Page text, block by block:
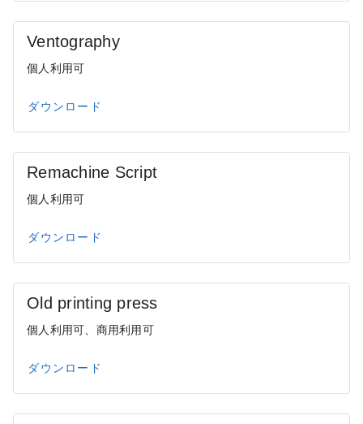
Ventography
個人利用可
ダウンロード
Remachine Script
個人利用可
ダウンロード
Old printing press
個人利用可、商用利用可
ダウンロード